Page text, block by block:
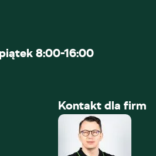
8:00-16:00
Kontakt dla firm